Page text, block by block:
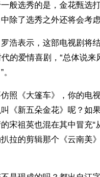
般选秀的是，金花甄选
除了选秀之外还将会考
浩表示，这部电视剧将
的爱情喜剧，“总体说
照《大篷车》，你的电
《新五朵金花》呢？如
宋祖英也混在其中冒充“
拉的剪辑那个《云南美